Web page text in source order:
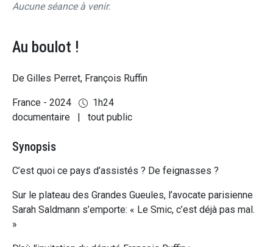
Aucune séance à venir.
Au boulot !
De Gilles Perret, François Ruffin
France - 2024
1h24
documentaire
tout public
Synopsis
C’est quoi ce pays d’assistés ? De feignasses ?
Sur le plateau des Grandes Gueules, l’avocate parisienne
Sarah Saldmann s’emporte: « Le Smic, c’est déjà pas mal.
»